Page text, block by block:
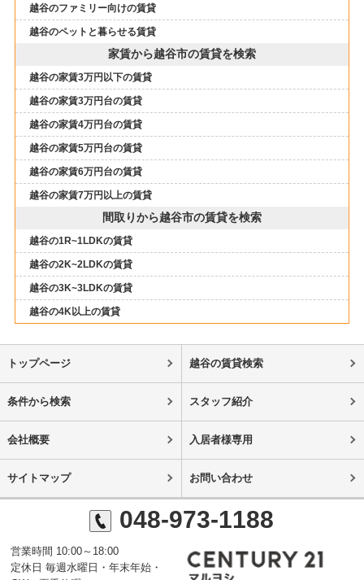
越谷のファミリー向けの賃貸
越谷のペットと暮らせる賃貸
家賃から越谷市の賃貸を検索
越谷の家賃3万円以下の賃貸
越谷の家賃3万円台の賃貸
越谷の家賃4万円台の賃貸
越谷の家賃5万円台の賃貸
越谷の家賃6万円台の賃貸
越谷の家賃7万円以上の賃貸
間取りから越谷市の賃貸を検索
越谷の1R~1LDKの賃貸
越谷の2K~2LDKの賃貸
越谷の3K~3LDKの賃貸
越谷の4K以上の賃貸
トップページ 越谷の賃貸検索
条件から検索 スタッフ紹介
会社概要 入居者様専用
サイトマップ お問い合わせ
048-973-1188
営業時間 10:00～18:00
定休日 毎週水曜日・年末年始・